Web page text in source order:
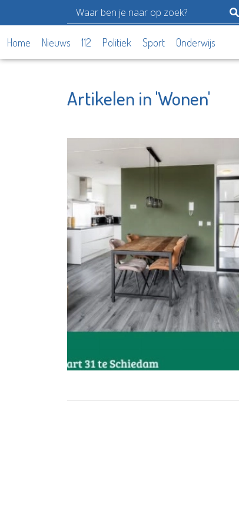
Home Nieuws 112 Politiek Sport Onderwijs
Artikelen in 'Wonen'
Het Schiedams
Boekhuis
Bekijk de pagina